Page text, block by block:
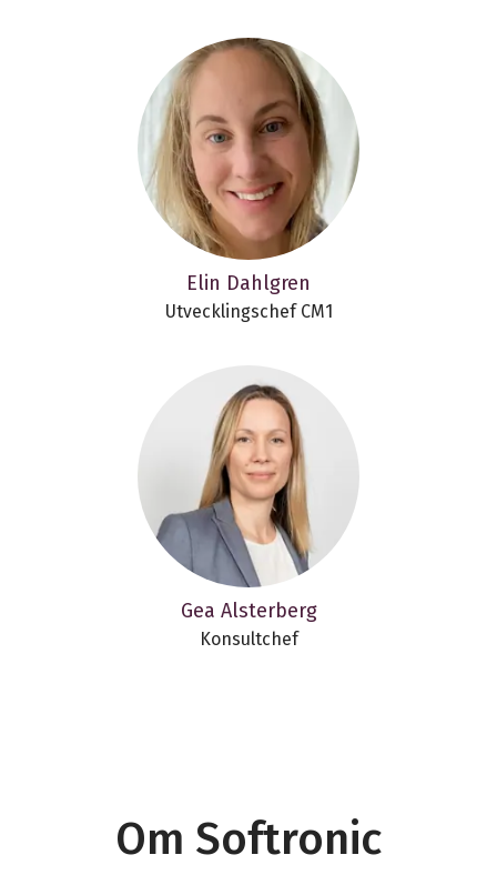
Elin Dahlgren
Utvecklingschef CM1
Gea Alsterberg
Konsultchef
Om Softronic